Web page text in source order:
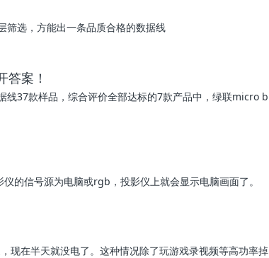
筛选，方能出一条品质合格的数据线
案！
线37款样品，综合评价全部达标的7款产品中，绿联micro b
的信号源为电脑或rgb，投影仪上就会显示电脑画面了。
现在半天就没电了。这种情况除了玩游戏录视频等高功率掉